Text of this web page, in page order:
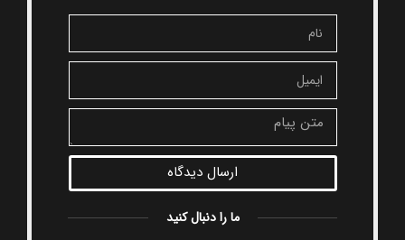
ارسال دیدگاه
ما را دنبال کنید